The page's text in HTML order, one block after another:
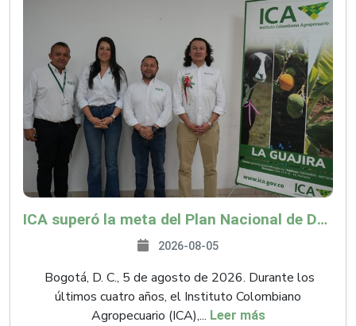
ICA superó la meta del Plan Nacional de Desarrollo y abrió 61 mercados internacionales
2026-08-05
Bogotá, D. C., 5 de agosto de 2026. Durante los
últimos cuatro años, el Instituto Colombiano
Agropecuario (ICA),... Leer más